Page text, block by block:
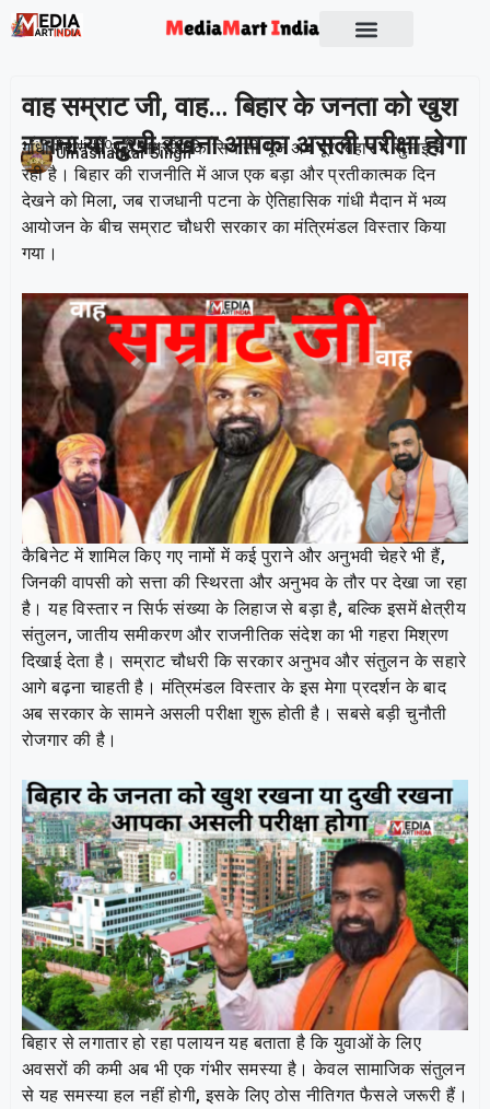
वाह सम्राट जी, वाह… बिहार के जनता को खुश
रखना या दुखी रखना आपका असली परीक्षा होगा
Umashankar Singh
Publish On: 9 May 2026
गांधी मैदान से उठी सम्राट कि सियासी गूंज अब पूरे बिहार में सुनाई दे
रही है। बिहार की राजनीति में आज एक बड़ा और प्रतीकात्मक दिन
देखने को मिला, जब राजधानी पटना के ऐतिहासिक गांधी मैदान में भव्य
आयोजन के बीच सम्राट चौधरी सरकार का मंत्रिमंडल विस्तार किया
गया।
कैबिनेट में शामिल किए गए नामों में कई पुराने और अनुभवी चेहरे भी हैं,
जिनकी वापसी को सत्ता की स्थिरता और अनुभव के तौर पर देखा जा रहा
है। यह विस्तार न सिर्फ संख्या के लिहाज से बड़ा है, बल्कि इसमें क्षेत्रीय
संतुलन, जातीय समीकरण और राजनीतिक संदेश का भी गहरा मिश्रण
दिखाई देता है। सम्राट चौधरी कि सरकार अनुभव और संतुलन के सहारे
आगे बढ़ना चाहती है। मंत्रिमंडल विस्तार के इस मेगा प्रदर्शन के बाद
अब सरकार के सामने असली परीक्षा शुरू होती है। सबसे बड़ी चुनौती
रोजगार की है।
बिहार से लगातार हो रहा पलायन यह बताता है कि युवाओं के लिए
अवसरों की कमी अब भी एक गंभीर समस्या है। केवल सामाजिक संतुलन
से यह समस्या हल नहीं होगी, इसके लिए ठोस नीतिगत फैसले जरूरी हैं।